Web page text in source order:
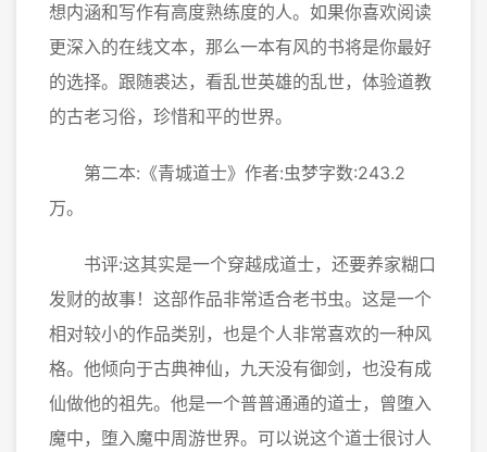
想内涵和写作有高度熟练度的人。如果你喜欢阅读
更深入的在线文本，那么一本有风的书将是你最好
的选择。跟随裘达，看乱世英雄的乱世，体验道教
的古老习俗，珍惜和平的世界。
第二本:《青城道士》作者:虫梦字数:243.2
万。
书评:这其实是一个穿越成道士，还要养家糊口
发财的故事！这部作品非常适合老书虫。这是一个
相对较小的作品类别，也是个人非常喜欢的一种风
格。他倾向于古典神仙，九天没有御剑，也没有成
仙做他的祖先。他是一个普普通通的道士，曾堕入
魔中，堕入魔中周游世界。可以说这个道士很讨人